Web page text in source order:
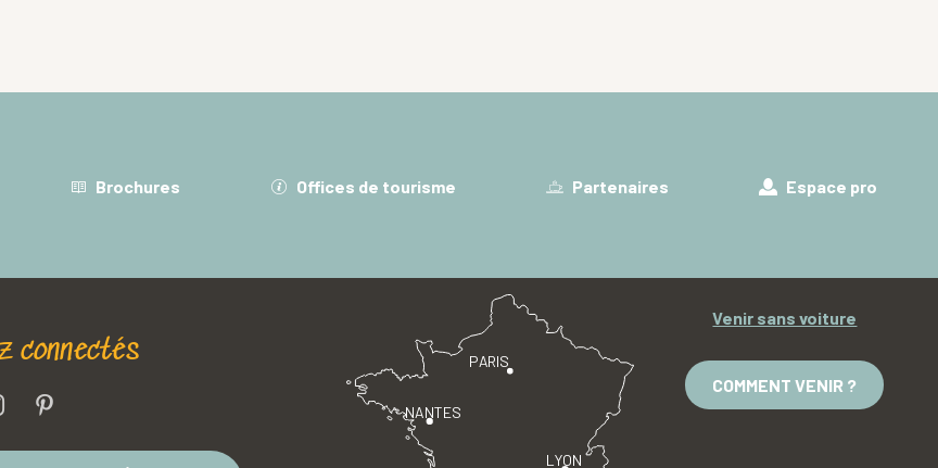
Brochures Offices de tourisme Partenaires Espace pro
connectés PARIS
LYON
NANTES
Venir sans voiture
COMMENT VENIR ?